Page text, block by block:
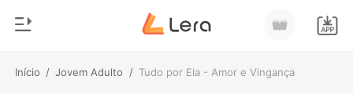
Início / Jovem Adulto / Tudo por Ela - Amor e Vingança